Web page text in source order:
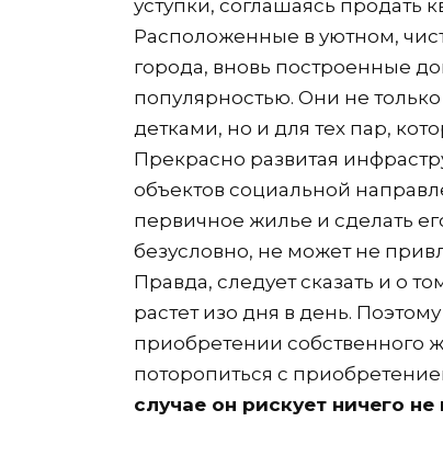
уступки, соглашаясь продать
Расположенные в уютном,
города, вновь построенные
популярностью. Они не
детками, но и для тех пар,
Прекрасно развитая
объектов социальной
первичное жилье и сделать
безусловно, не может не
Правда, следует сказать и о
растет изо дня в день.
приобретении собственного
поторопиться с
случае он рискует ничего не